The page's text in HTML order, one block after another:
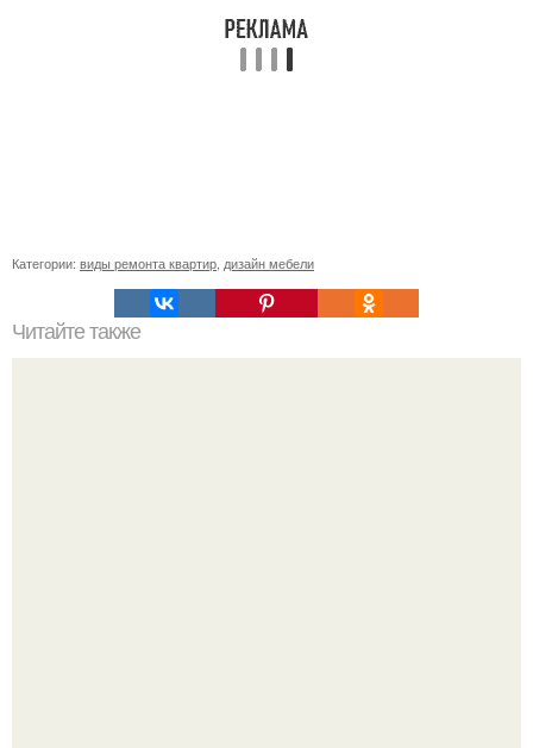
Категории: виды ремонта квартир дизайн мебели
Читайте также